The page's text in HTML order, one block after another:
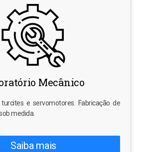
Mecânico
e servomotores. Fabricação de
medida.
Saiba mais